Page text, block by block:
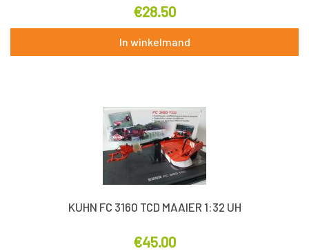
€28.50
In winkelmand
KUHN FC 3160 TCD MAAIER 1:32 UH
€45.00